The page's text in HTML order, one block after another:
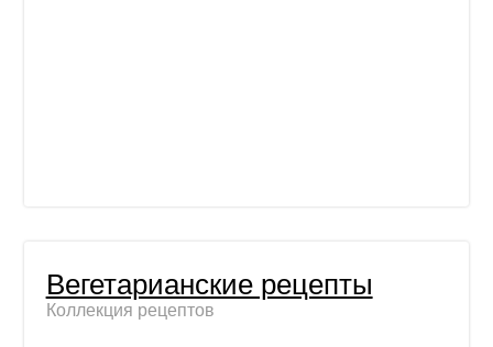
Вегетарианские рецепты
Коллекция рецептов